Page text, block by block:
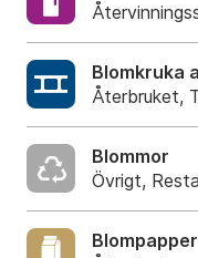
Blomkruka
Återbruket,
Blommor
Övrigt,
Blompapper